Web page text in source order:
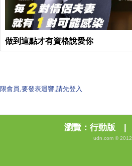
做到這點才有資格說愛你
限會員,要發表迴響,請先登入
瀏覽： 行動版
udn.com © 2012